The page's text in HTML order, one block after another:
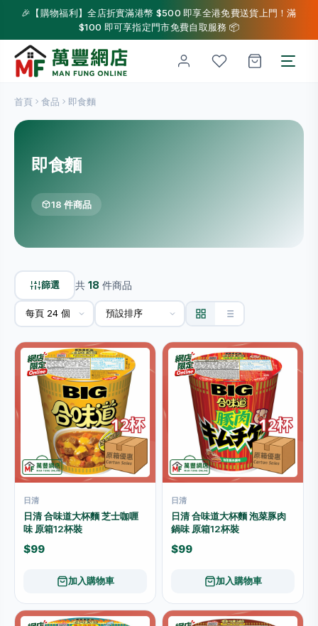
🎉【購物福利】全店折實滿港幣 $500 即享全港免費送貨上門！滿
$100 即可享指定門市免費自取服務 📦
首頁 食品 即食麵
即食麵
18 件商品
篩選 共 18 件商品
日清
日清 合味道大杯麵 芝士咖喱
味 原箱12杯裝
$99
加入購物車
日清
日清 合味道大杯麵 泡菜豚肉
鍋味 原箱12杯裝
$99
加入購物車